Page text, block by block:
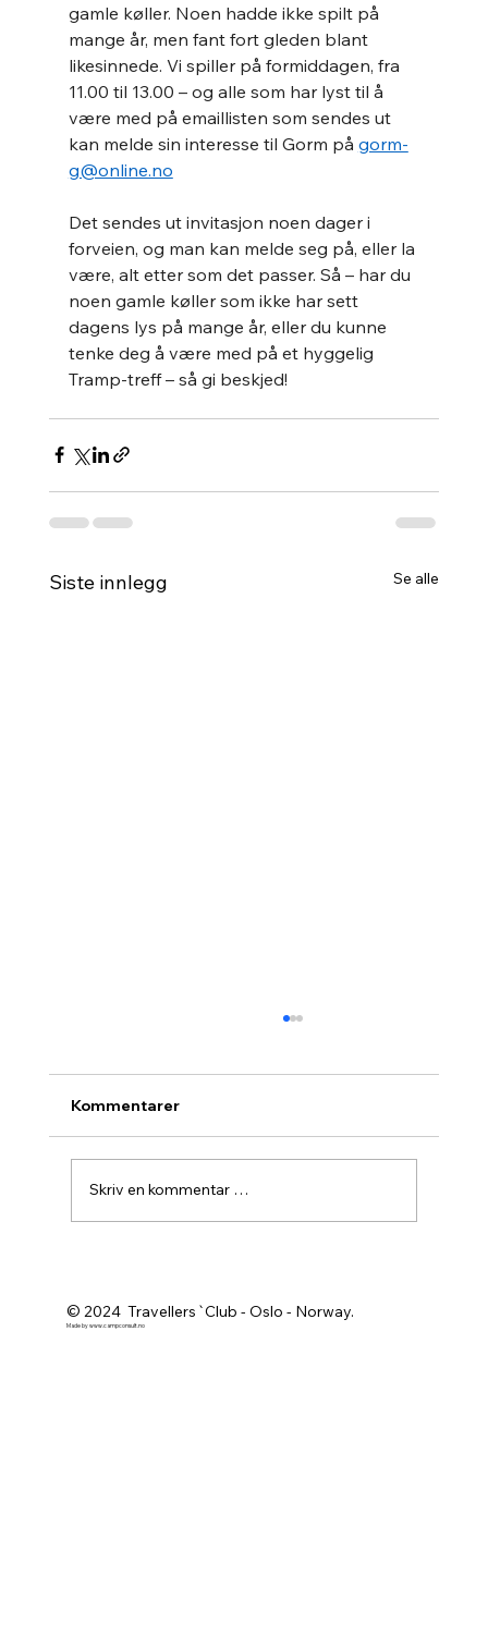
gamle køller. Noen hadde ikke spilt på
mange år, men fant fort gleden blant
likesinnede. Vi spiller på formiddagen, fra
11.00 til 13.00 – og alle som har lyst til å
være med på emaillisten som sendes ut
kan melde sin interesse til Gorm på gorm-
g@online.no
Det sendes ut invitasjon noen dager i
forveien, og man kan melde seg på, eller la
være, alt etter som det passer. Så – har du
noen gamle køller som ikke har sett
dagens lys på mange år, eller du kunne
tenke deg å være med på et hyggelig
Tramp-treff – så gi beskjed!
Siste innlegg Se alle
Kommentarer
Skriv en kommentar …
© 2024 Travellers`Club - Oslo - Norway.
Made bywww.campconsult.no